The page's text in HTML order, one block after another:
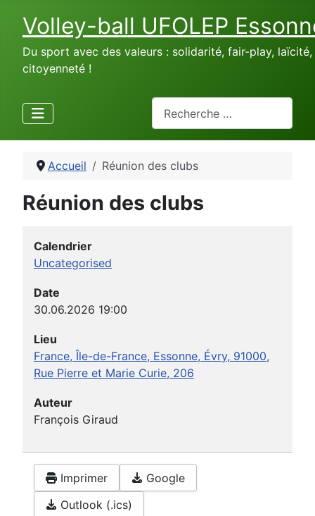
Volley-ball UFOLEP
Du sport avec des valeurs : solidarité, fair-play, laïcité,
citoyenneté !
Accueil Réunion des clubs
Réunion des clubs
Calendrier
Uncategorised
Date
30.06.2026 19:00
Lieu
France, Île-de-France, Essonne, Évry, 91000,
Rue Pierre et Marie Curie, 206
Auteur
François Giraud
Imprimer
Google
Outlook (.ics)